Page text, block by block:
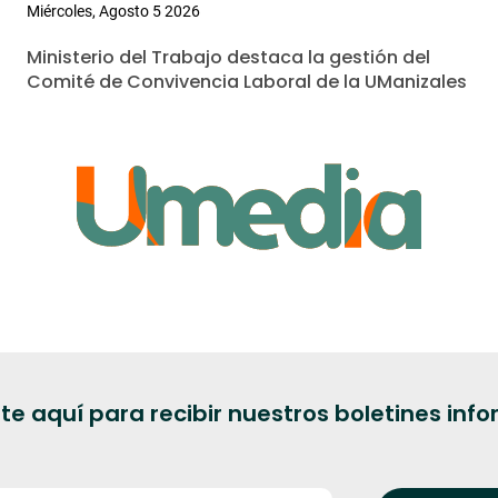
Miércoles, Agosto 5 2026
Ministerio del Trabajo destaca la gestión del
Comité de Convivencia Laboral de la UManizales
aquí para recibir nuestros boletines